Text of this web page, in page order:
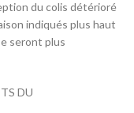
du colis détérioré
indiqués plus haut
seront plus
DU